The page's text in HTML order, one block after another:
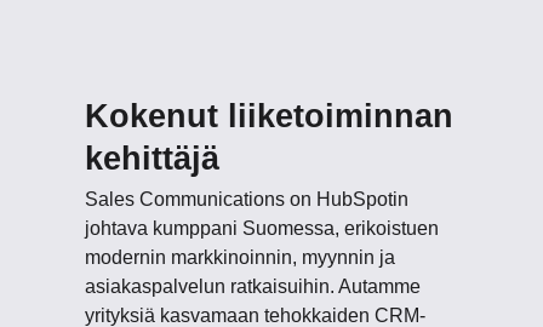
Kokenut liiketoiminnan
kehittäjä
Sales Communications on HubSpotin
johtava kumppani Suomessa, erikoistuen
modernin markkinoinnin, myynnin ja
asiakaspalvelun ratkaisuihin. Autamme
yrityksiä kasvamaan tehokkaiden CRM-